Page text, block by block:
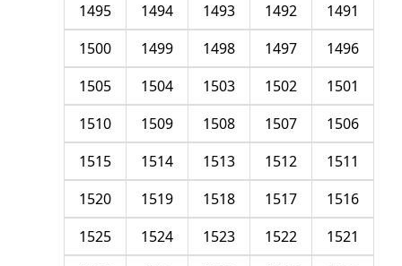
1491
1492
1493
1494
1495
1496
1497
1498
1499
1500
1501
1502
1503
1504
1505
1506
1507
1508
1509
1510
1511
1512
1513
1514
1515
1516
1517
1518
1519
1520
1521
1522
1523
1524
1525